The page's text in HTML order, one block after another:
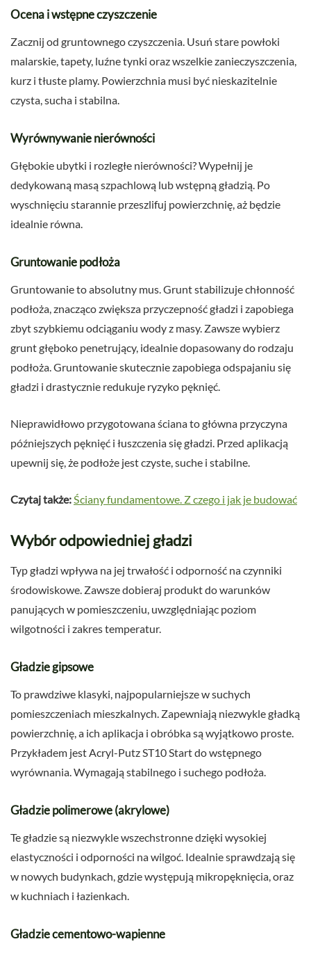
Ocena i wstępne czyszczenie
Zacznij od gruntownego czyszczenia. Usuń stare powłoki
malarskie, tapety, luźne tynki oraz wszelkie zanieczyszczenia,
kurz i tłuste plamy. Powierzchnia musi być nieskazitelnie
czysta, sucha i stabilna.
Wyrównywanie nierówności
Głębokie ubytki i rozległe nierówności? Wypełnij je
dedykowaną masą szpachlową lub wstępną gładzią. Po
wyschnięciu starannie przeszlifuj powierzchnię, aż będzie
idealnie równa.
Gruntowanie podłoża
Gruntowanie to absolutny mus. Grunt stabilizuje chłonność
podłoża, znacząco zwiększa przyczepność gładzi i zapobiega
zbyt szybkiemu odciąganiu wody z masy. Zawsze wybierz
grunt głęboko penetrujący, idealnie dopasowany do rodzaju
podłoża. Gruntowanie skutecznie zapobiega odspajaniu się
gładzi i drastycznie redukuje ryzyko pęknięć.
Nieprawidłowo przygotowana ściana to główna przyczyna
późniejszych pęknięć i łuszczenia się gładzi. Przed aplikacją
upewnij się, że podłoże jest czyste, suche i stabilne.
Czytaj także:Ściany fundamentowe. Z czego i jak je budować
Wybór odpowiedniej gładzi
Typ gładzi wpływa na jej trwałość i odporność na czynniki
środowiskowe. Zawsze dobieraj produkt do warunków
panujących w pomieszczeniu, uwzględniając poziom
wilgotności i zakres temperatur.
Gładzie gipsowe
To prawdziwe klasyki, najpopularniejsze w suchych
pomieszczeniach mieszkalnych. Zapewniają niezwykle gładką
powierzchnię, a ich aplikacja i obróbka są wyjątkowo proste.
Przykładem jest Acryl-Putz ST10 Start do wstępnego
wyrównania. Wymagają stabilnego i suchego podłoża.
Gładzie polimerowe (akrylowe)
Te gładzie są niezwykle wszechstronne dzięki wysokiej
elastyczności i odporności na wilgoć. Idealnie sprawdzają się
w nowych budynkach, gdzie występują mikropęknięcia, oraz
w kuchniach i łazienkach.
Gładzie cementowo-wapienne